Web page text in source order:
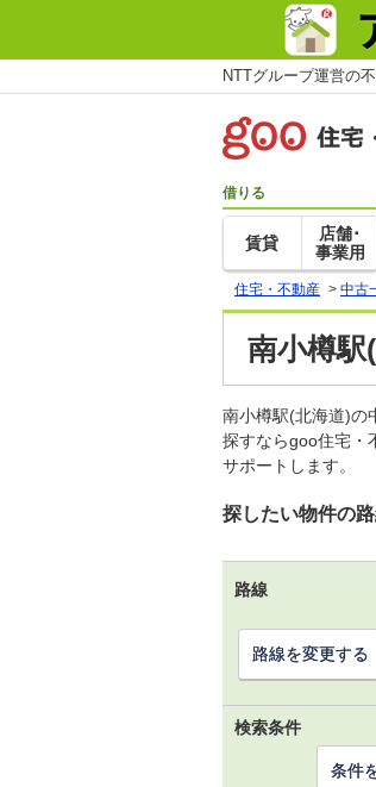
NTTグループ運営の
借りる
賃貸
店舗･
事業用
住宅・不動産 > 中古
南小樽駅
南小樽駅(北海道)の
探すならgoo住宅・
サポートします。
探したい物件の
路線
路線を変更する
検索条件
条件